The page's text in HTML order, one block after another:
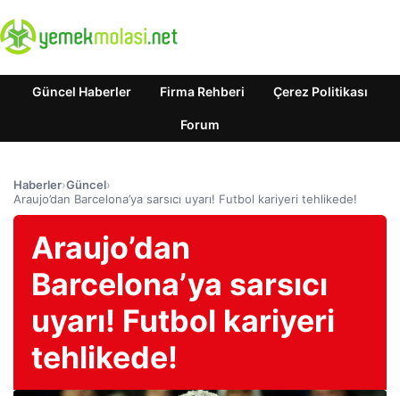
Güncel Haberler Firma Rehberi Çerez Politikası
Forum
Haberler›Güncel›
Araujo’dan Barcelona’ya sarsıcı uyarı! Futbol kariyeri tehlikede!
Araujo’dan
Barcelona’ya sarsıcı
uyarı! Futbol kariyeri
tehlikede!